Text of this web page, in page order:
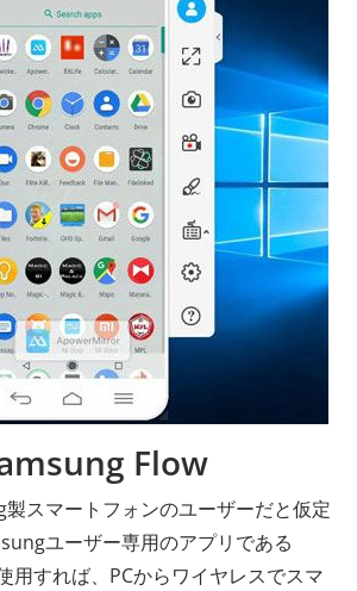
Flow
スマートフォンのユーザーだと仮定
ユーザー専用のアプリである
用すれば、PCからワイヤレスでスマ